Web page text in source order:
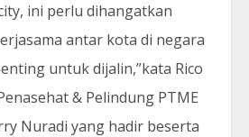
ini perlu dihangatkan
antar kota di negara
untuk dijalin,”kata Rico
& Pelindung PTME
Nuradi yang hadir beserta